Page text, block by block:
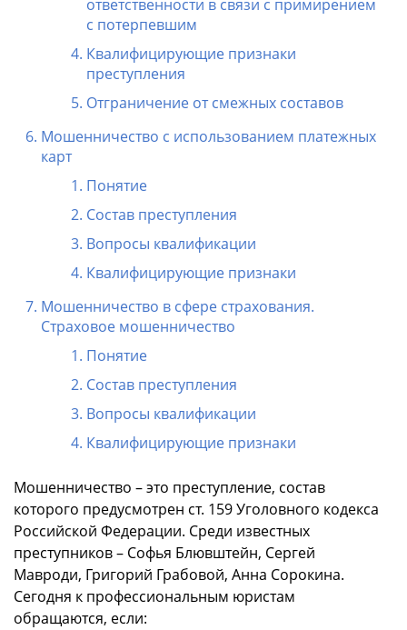
ответственности в связи с примирением
с потерпевшим
Квалифицирующие признаки
преступления
Отграничение от смежных составов
Мошенничество с использованием платежных
карт
Понятие
Состав преступления
Вопросы квалификации
Квалифицирующие признаки
Мошенничество в сфере страхования.
Страховое мошенничество
Понятие
Состав преступления
Вопросы квалификации
Квалифицирующие признаки
Мошенничество – это преступление, состав
которого предусмотрен ст. 159 Уголовного кодекса
Российской Федерации. Среди известных
преступников – Софья Блювштейн, Сергей
Мавроди, Григорий Грабовой, Анна Сорокина.
Сегодня к профессиональным юристам
обращаются, если: